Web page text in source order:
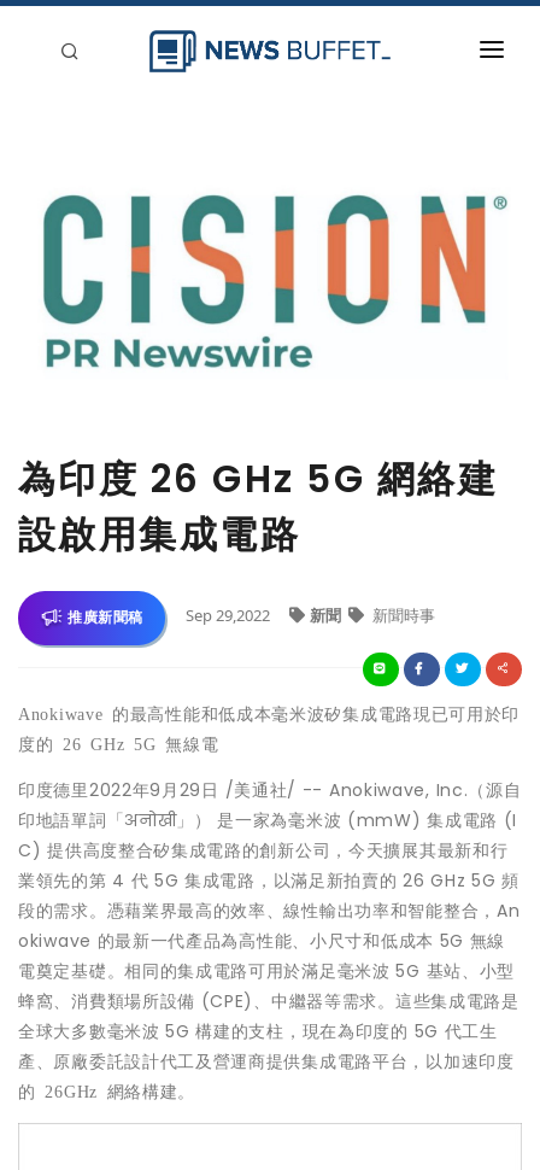
登入
為印度 26 GHz 5G 網絡建
設啟用集成電路
推廣新聞稿 Sep 29,2022 新聞 新聞時事
Anokiwave 的最高性能和低成本毫米波矽集成電路現已可用於印
度的
26 GHz 5G無線電
印度德里2022年9月29日 /美通社/ -- Anokiwave, Inc.（源自
印地語單詞「अनोखी」） 是一家為毫米波 (mmW) 集成電路 (I
C) 提供高度整合矽集成電路的創新公司，今天擴展其最新和行
業領先的第 4 代 5G 集成電路，以滿足新拍賣的 26 GHz 5G 頻
段的需求。憑藉業界最高的效率、線性輸出功率和智能整合，An
okiwave 的最新一代產品為高性能、小尺寸和低成本 5G 無線
電奠定基礎。相同的集成電路可用於滿足毫米波 5G 基站、小型
蜂窩、消費類場所設備 (CPE)、中繼器等需求。這些集成電路是
全球大多數毫米波 5G 構建的支柱，現在為印度的 5G 代工生
產、原廠委託設計代工及營運商提供集成電路平台，以加速印度
的
26GHz 網絡構建。